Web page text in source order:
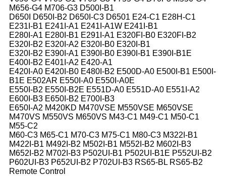
M656-G4 M706-G3 D500I-B1
D650I D650I-B2 D650I-C3 D6501 E24-C1 E28H-C1
E231I-B1 E241I-A1 E241I-A1W E241I-B1
E280I-A1 E280I-B1 E291I-A1 E320FI-B0 E320FI-B2
E320I-B2 E320I-A2 E320I-B0 E320I-B1
E320I-B2 E390I-A1 E390I-B0 E390I-B1 E390I-B1E
E400I-B2 E401I-A2 E420-A1
E420I-A0 E420I-B0 E480I-B2 E500D-A0 E500I-B1 E500I-
B1E E502AR E550I-A0 E550I-A0E
E550I-B2 E550I-B2E E551D-A0 E551D-A0 E551I-A2
E600I-B3 E650I-B2 E700I-B3
E650I-A2 M420KD M470VSE M550VSE M650VSE
M470VS M550VS M650VS M43-C1 M49-C1 M50-C1
M55-C2
M60-C3 M65-C1 M70-C3 M75-C1 M80-C3 M322I-B1
M422I-B1 M492I-B2 M502I-B1 M552I-B2 M602I-B3
M652I-B2 M702I-B3 P502UI-B1 P502UI-B1E P552UI-B2
P602UI-B3 P652UI-B2 P702UI-B3 RS65-BL RS65-B2
Remote Control